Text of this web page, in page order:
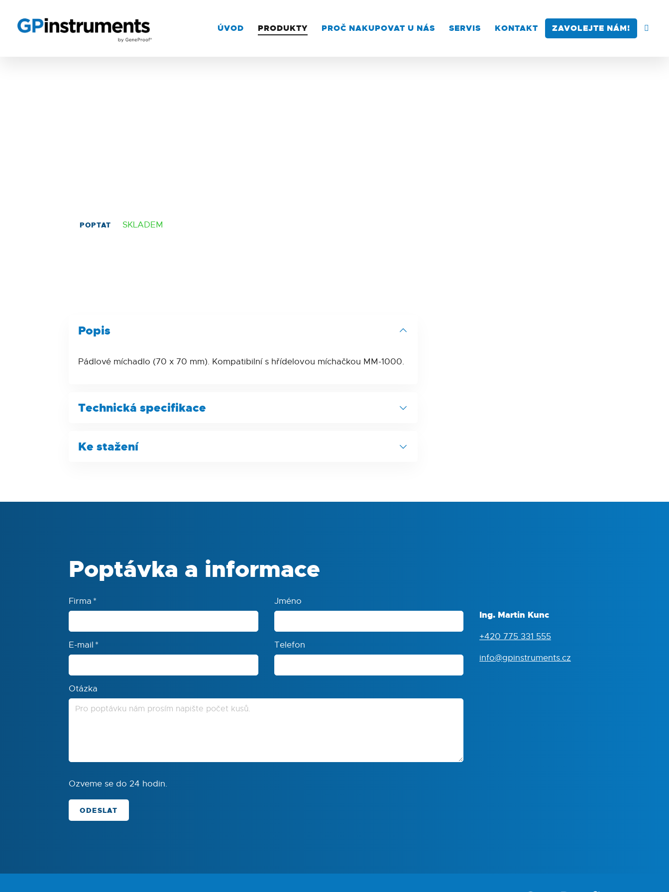
ÚVOD PRODUKTY PROČ NAKUPOVAT U NÁS SERVIS KONTAKT ZAVOLEJTE NÁM!
POPTAT SKLADEM
Popis
Pádlové míchadlo (70 x 70 mm). Kompatibilní s hřídelovou míchačkou MM-1000.
Technická specifikace
Parametr
Ke stažení
Poptávka a informace
Firma * Jméno
E-mail * Telefon
Otázka
Ozveme se do 24 hodin.
ODESLAT
Ing. Martin Kunc
+420 775 331 555
info@gpinstruments.cz